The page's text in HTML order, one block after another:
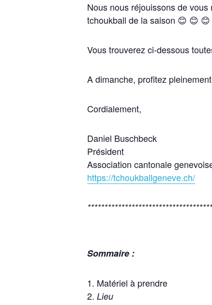
Nous nous réjouissons de
tchoukball de la saison 😊 😊 😊
Vous trouverez ci-dessous
A dimanche, profitez
Cordialement,
Daniel Buschbeck
Président
Association cantonale
https://tchoukballgeneve.ch/
Sommaire :
Matériel à prendre
Lieu